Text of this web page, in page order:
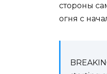
стороны
огня с